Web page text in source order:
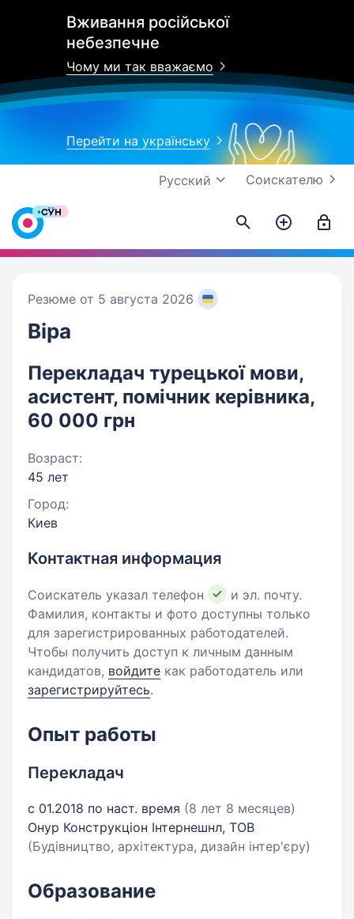
Вживання російської
небезпечне
Чому ми так вважаємо
Перейти на українську
Соискателю
Русский
Резюме от 5 августа 2026
Віра
Перекладач турецької мови,
асистент, помічник керівника,
60 000 грн
Возраст:
45 лет
Город:
Киев
Контактная информация
Соискатель указал телефон
и эл. почту.
Фамилия, контакты и фото доступны только
для зарегистрированных работодателей.
Чтобы получить доступ к личным данным
кандидатов, войдите как работодатель или
зарегистрируйтесь.
Опыт работы
Перекладач
с 01.2018 по наст. время (8 лет 8 месяцев)
Онур Конструкціон Інтернешнл, ТОВ
(Будівництво, архітектура, дизайн інтер'єру)
Образование